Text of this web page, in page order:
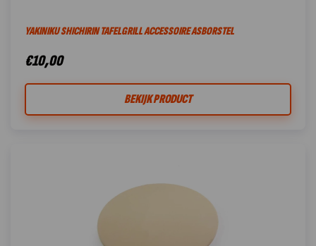
YAKINIKU SHICHIRIN TAFELGRILL ACCESSOIRE ASBORSTEL
€10,00
BEKIJK PRODUCT